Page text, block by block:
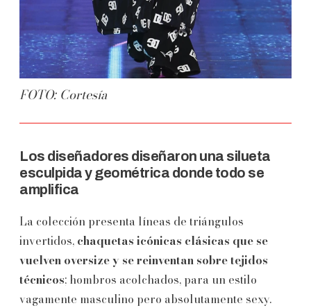
FOTO: Cortesía
Los diseñadores diseñaron una silueta
esculpida y geométrica donde todo se
amplifica
La colección presenta líneas de triángulos
invertidos, chaquetas icónicas clásicas que se
vuelven oversize y se reinventan sobre tejidos
técnicos; hombros acolchados, para un estilo
vagamente masculino pero absolutamente sexy.